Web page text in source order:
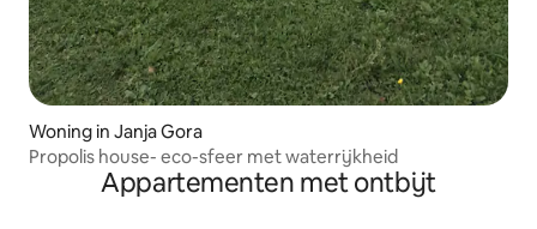
Woning in Janja Gora
Propolis house- eco-sfeer met waterrijkheid
Appartementen met ontbijt